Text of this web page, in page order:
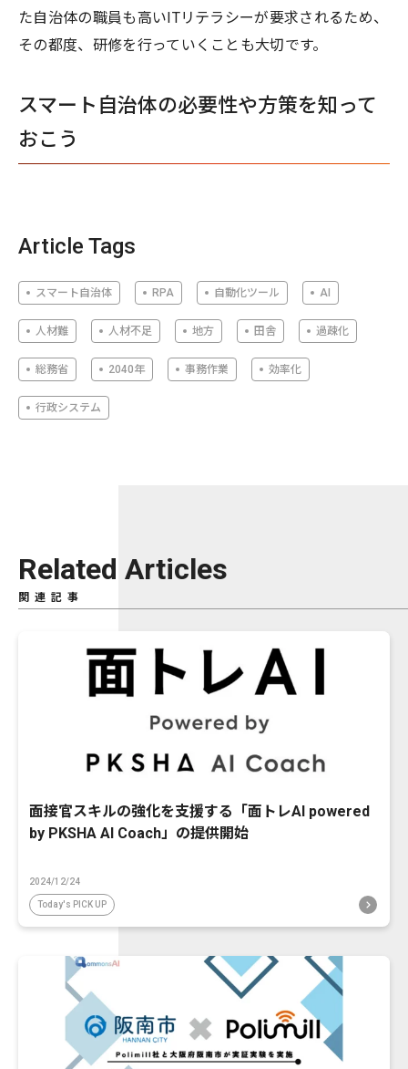
た自治体の職員も高いITリテラシーが要求されるため、
その都度、研修を行っていくことも大切です。
スマート自治体の必要性や方策を知って
おこう
Article Tags
スマート自治体 RPA 自動化ツール AI
人材難 人材不足 地方 田舎 過疎化
総務省 2040年 事務作業 効率化
行政システム
Related Articles
関連記事
面接官スキルの強化を支援する「面トレAI powered
by PKSHA AI Coach」の提供開始
2024/12/24
Today's PICK UP